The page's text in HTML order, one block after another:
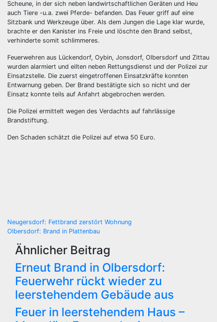
Scheune, in der sich neben landwirtschaftlichen Geräten und Heu
auch Tiere -u.a. zwei Pferde- befanden. Das Feuer griff auf eine
Sitzbank und Werkzeuge über. Als dem Jungen die Lage klar wurde,
brachte er den Kanister ins Freie und löschte den Brand selbst,
verhinderte somit schlimmeres.
Feuerwehren aus Lückendorf, Oybin, Jonsdorf, Olbersdorf und Zittau
wurden alarmiert und eilten neben Rettungsdienst und der Polizei zur
Einsatzstelle. Die zuerst eingetroffenen Einsatzkräfte konnten
Entwarnung geben. Der Brand bestätigte sich so nicht und der
Einsatz konnte teils auf Anfahrt abgebrochen werden.
Die Polizei ermittelt wegen des Verdachts auf fahrlässige
Brandstiftung.
Den Schaden schätzt die Polizei auf etwa 50 Euro.
Beitragsnavigation
Neugersdorf: Fettbrand zerstört Wohnung
Olbersdorf: Brand in Plattenbau
Ähnlicher Beitrag
Erneut Brand in Olbersdorf:
Feuerwehr rückt wieder zu
leerstehendem Gebäude aus
Feuer in leerstehendem Haus –